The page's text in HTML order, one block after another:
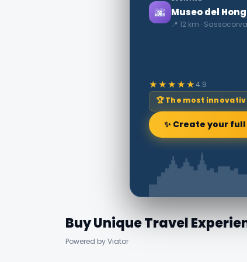
🌆 Museo del
📍 12 km ·
★★★★★4.9
🏆 The most
✨ Create your
Buy Unique Travel
Powered by Viator